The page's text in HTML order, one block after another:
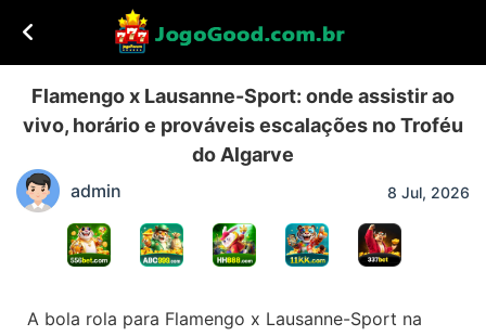
Flamengo x Lausanne-Sport: onde assistir ao
vivo, horário e prováveis escalações no Troféu
do Algarve
admin 8 Jul, 2026
A bola rola para Flamengo x Lausanne-Sport na